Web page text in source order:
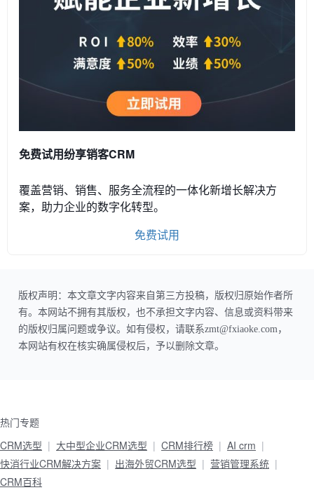
免费试用纷享销客CRM
覆盖营销、销售、服务全流程的一体化新增长解决方
案，助力企业的数字化转型。
免费试用
版权声明：本文章文字内容来自第三方投稿，版权归原始作者所
有。本网站不拥有其版权，也不承担文字内容、信息或资料带来
的版权归属问题或争议。如有侵权，请联系zmt@fxiaoke.com，
本网站有权在核实确属侵权后，予以删除文章。
热门专题
CRM选型
大中型企业CRM选型 CRM排行榜
AI crm
快消行业CRM解决方案
出海外贸CRM选型
营销管理系统
CRM百科